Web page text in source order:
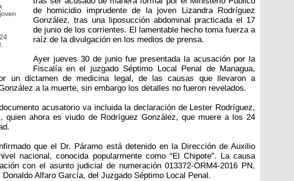
de homicidio imprudente de la joven Lizandra Rodríguez
González, tras una liposucción abdominal practicada el 17
de junio de los corrientes. El lamentable hecho toma fuerza a
raíz de la divulgación en los medios de prensa.
Ayer jueves 30 de junio fue presentada la acusación por la
Fiscalía en el juzgado Séptimo Local Penal de Managua,
un dictamen de medicina legal, de las causas que llevaron a
a la muerte, sin embargo los detalles no fueron revelados.
acusatorio va incluida la declaración de Lester Rodríguez,
quien ahora es viudo de Rodríguez González, que muere a los 24
que el Dr. Páramo está detenido en la Dirección de Auxilio
nacional, conocida popularmente como “El Chipote”. La causa
con el asunto judicial de numeración 013372-ORM4-2016 PN,
Donaldo Alfaro García, del Juzgado Séptimo Local Penal.